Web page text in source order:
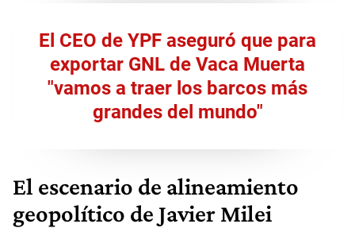
El CEO de YPF aseguró que para
exportar GNL de Vaca Muerta
"vamos a traer los barcos más
grandes del mundo"
El escenario de alineamiento
geopolítico de Javier Milei